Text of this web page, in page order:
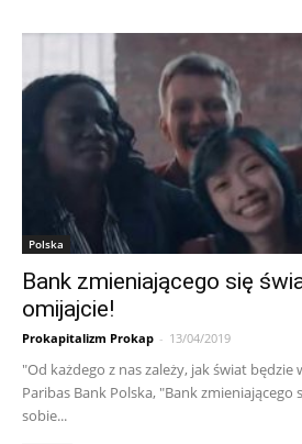
Polska
Bank zmieniającego się
omijajcie!
Prokapitalizm Prokap - 13/04/2019
"Od każdego z nas zależy, jak świat będzie
Paribas Bank Polska, "Bank zmieniającego
sobie...